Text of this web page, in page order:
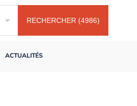
ACTUALITÉS
RECHERCHER (4986)